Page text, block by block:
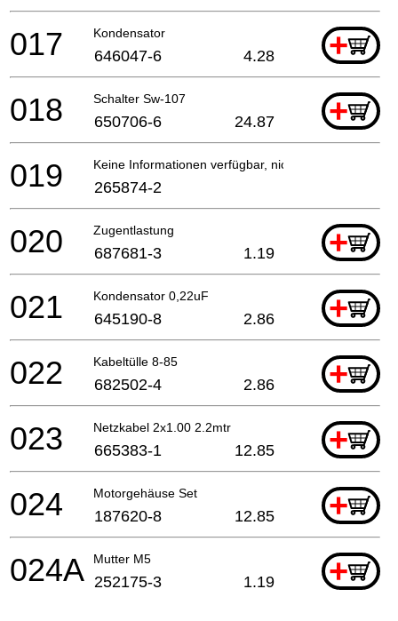
Kondensator +
017 646047-6 4.28
Schalter Sw-107 +
018 650706-6 24.87
Keine Informationen verfügbar, nicht bestellbar
019 265874-2
Zugentlastung +
020 687681-3 1.19
Kondensator 0,22uF +
021 645190-8 2.86
Kabeltülle 8-85 +
022 682502-4 2.86
Netzkabel 2x1.00 2.2mtr +
023 665383-1 12.85
Motorgehäuse Set +
024 187620-8 12.85
Mutter M5 +
024A 252175-3 1.19